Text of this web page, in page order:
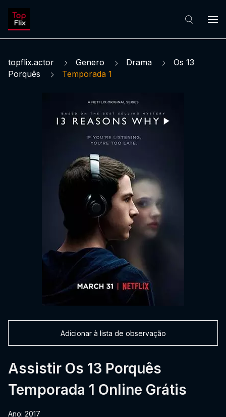
topflix.actor Genero Drama
Os 13
Porquês
Temporada 1
Assistir Os 13 Porquês
Temporada 1 Online Grátis
Ano: 2017
Adicionar à lista de observação